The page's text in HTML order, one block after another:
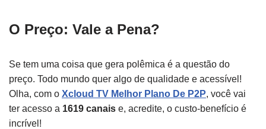
O Preço: Vale a Pena?
Se tem uma coisa que gera polêmica é a questão do
preço. Todo mundo quer algo de qualidade e acessível!
Olha, com o Xcloud TV Melhor Plano De P2P, você vai
ter acesso a 1619 canais e, acredite, o custo-benefício é
incrível!